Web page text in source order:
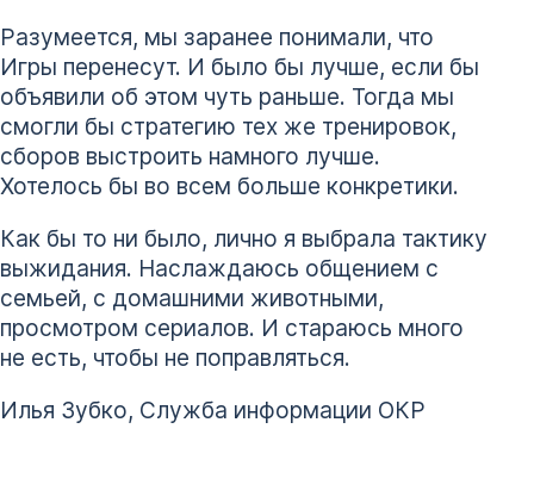
Разумеется, мы заранее понимали, что
Игры перенесут. И было бы лучше, если бы
объявили об этом чуть раньше. Тогда мы
смогли бы стратегию тех же тренировок,
сборов выстроить намного лучше.
Хотелось бы во всем больше конкретики.
Как бы то ни было, лично я выбрала тактику
выжидания. Наслаждаюсь общением с
семьей, с домашними животными,
просмотром сериалов. И стараюсь много
не есть, чтобы не поправляться.
Илья Зубко, Служба информации ОКР